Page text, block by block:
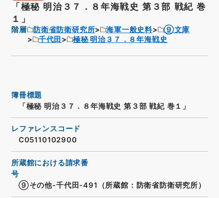
「極秘 明治３７．８年海戦史 第３部 戦紀 巻
１」
階層 防衛省防衛研究所 海軍一般史料
⑨文庫
千代田
極秘 明治３７．８年海戦史
簿冊標題
「極秘 明治３７．８年海戦史 第３部 戦紀 巻１」
レファレンスコード
C05110102900
所蔵館における請求番
号
⑨その他-千代田-491（所蔵館：防衛省防衛研究所）